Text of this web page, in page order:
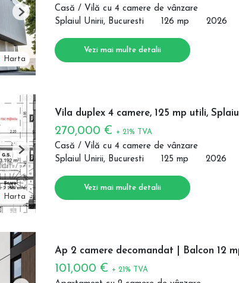
Harta
Next
Casă / Vilă cu 4 camere de vânzare
Splaiul Unirii, Bucuresti
126 mp 2026
Vezi mai multe detalii
Harta
Next
Vila duplex 4 camere, 125 mp utili,
270,000 € + 21% TVA
Casă / Vilă cu 4 camere de vânzare
Splaiul Unirii, Bucuresti
125 mp 2026
Vezi mai multe detalii
Ap 2 camere decomandat | Balcon 12
101,000 € + 21% TVA